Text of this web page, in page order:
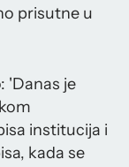
prisutne u
'Danas je
institucija i
kada se